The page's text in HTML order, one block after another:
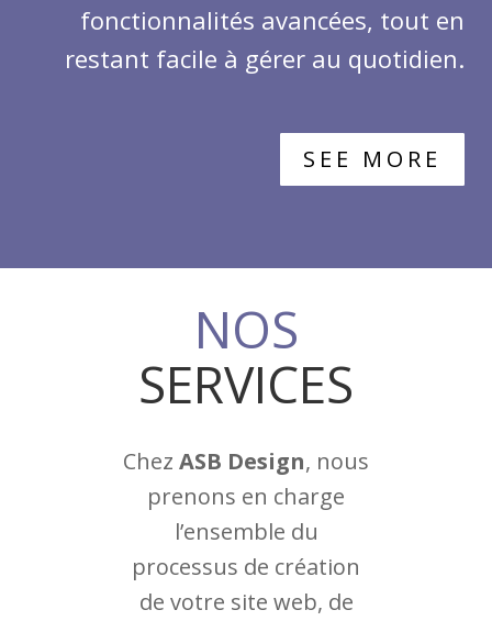
fonctionnalités avancées, tout en
restant facile à gérer au quotidien.
SEE MORE
NOS
SERVICES
Chez ASB Design, nous
prenons en charge
l’ensemble du
processus de création
de votre site web, de